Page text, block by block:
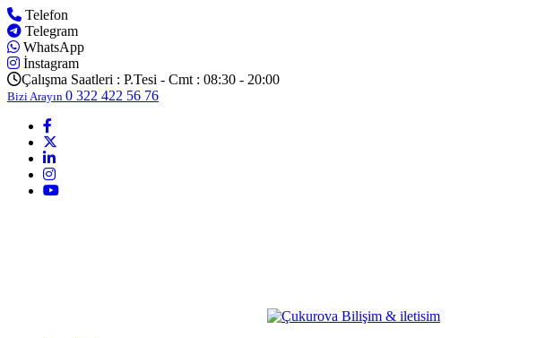
Telefon
Telegram
WhatsApp
İnstagram
Çalışma Saatleri : P.Tesi - Cmt : 08:30 - 20:00
Bizi Arayın 0 322 422 56 76